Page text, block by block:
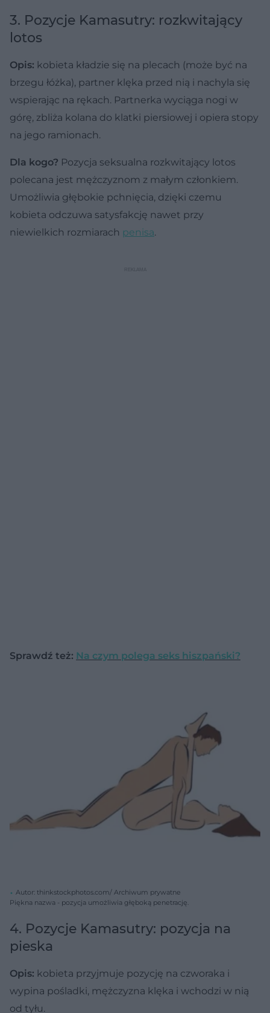
3. Pozycje Kamasutry: rozkwitający
lotos
Opis: kobieta kładzie się na plecach (może być na
brzegu łóżka), partner klęka przed nią i nachyla się
wspierając na rękach. Partnerka wyciąga nogi w
górę, zbliża kolana do klatki piersiowej i opiera stopy
na jego ramionach.
Dla kogo? Pozycja seksualna rozkwitający lotos
polecana jest mężczyznom z małym członkiem.
Umożliwia głębokie pchnięcia, dzięki czemu
kobieta odczuwa satysfakcję nawet przy
niewielkich rozmiarach penisa.
Sprawdź też: Na czym polega seks hiszpański?
Autor: thinkstockphotos.com/ Archiwum prywatne
Piękna nazwa - pozycja umożliwia głęboką penetrację.
4. Pozycje Kamasutry: pozycja na
pieska
Opis: kobieta przyjmuje pozycję na czworaka i
wypina pośladki, mężczyzna klęka i wchodzi w nią
od tyłu.